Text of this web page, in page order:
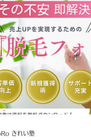
きれい塾